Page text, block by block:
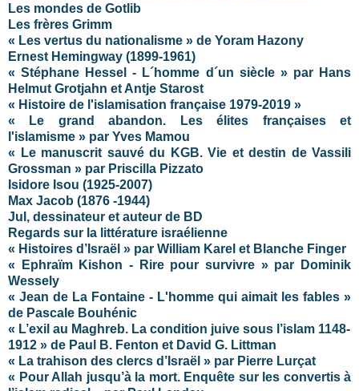
Les mondes de Gotlib
Les frères Grimm
« Les vertus du nationalisme » de Yoram Hazony
Ernest Hemingway (1899-1961)
« Stéphane Hessel - L´homme d´un siècle » par Hans
Helmut Grotjahn et Antje Starost
« Histoire de l'islamisation française 1979-2019 »
« Le grand abandon. Les élites françaises et
l'islamisme » par Yves Mamou
« Le manuscrit sauvé du KGB. Vie et destin de Vassili
Grossman » par Priscilla Pizzato
Isidore Isou (1925-2007)
Max Jacob (1876 -1944)
Jul, dessinateur et auteur de BD
Regards sur la littérature israélienne
« Histoires d’Israël » par William Karel et Blanche Finger
« Ephraïm Kishon - Rire pour survivre » par Dominik
Wessely
« Jean de La Fontaine - L'homme qui aimait les fables »
de Pascale Bouhénic
« L’exil au Maghreb. La condition juive sous l’islam 1148-
1912 » de Paul B. Fenton et David G. Littman
« La trahison des clercs d’Israël » par Pierre Lurçat
« Pour Allah jusqu’à la mort. Enquête sur les convertis à